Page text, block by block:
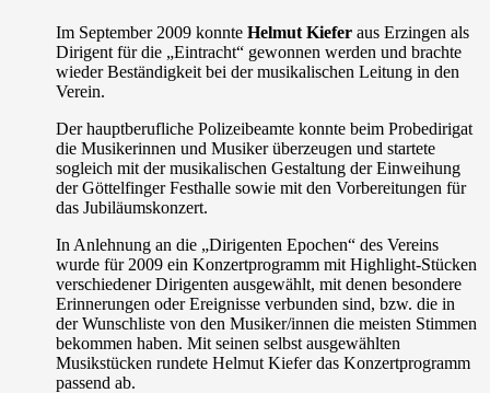
Im September 2009 konnteHelmut Kiefer aus Erzingen als
Dirigent für die „Eintracht“ gewonnen werden und brachte
wieder Beständigkeit bei der musikalischen Leitung in den
Verein.
Der hauptberufliche Polizeibeamte konnte beim Probedirigat
die Musikerinnen und Musiker überzeugen und startete
sogleich mit der musikalischen Gestaltung der Einweihung
der Göttelfinger Festhalle sowie mit den Vorbereitungen für
das Jubiläumskonzert.
In Anlehnung an die „Dirigenten Epochen“ des Vereins
wurde für 2009 ein Konzertprogramm mit Highlight-Stücken
verschiedener Dirigenten ausgewählt, mit denen besondere
Erinnerungen oder Ereignisse verbunden sind, bzw. die in
der Wunschliste von den Musiker/innen die meisten Stimmen
bekommen haben. Mit seinen selbst ausgewählten
Musikstücken rundete Helmut Kiefer das Konzertprogramm
passend ab.